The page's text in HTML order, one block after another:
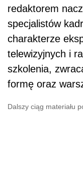
redaktorem
specjalistów
charakterze
telewizyjnych i
szkolenia,
formę oraz
Dalszy ciąg materiału